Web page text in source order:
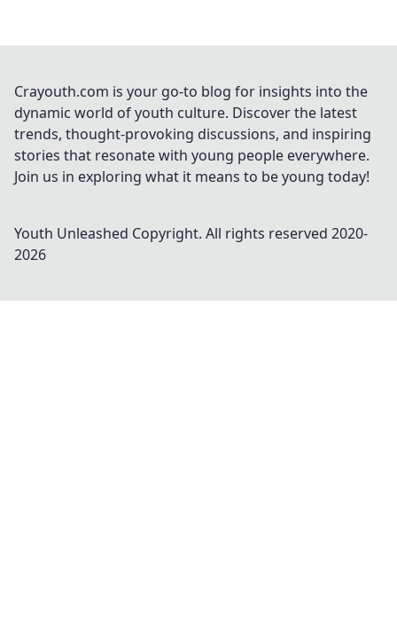
Crayouth.com is your go-to blog for insights into the
dynamic world of youth culture. Discover the latest
trends, thought-provoking discussions, and inspiring
stories that resonate with young people everywhere.
Join us in exploring what it means to be young today!
Youth Unleashed Copyright. All rights reserved 2020-
2026